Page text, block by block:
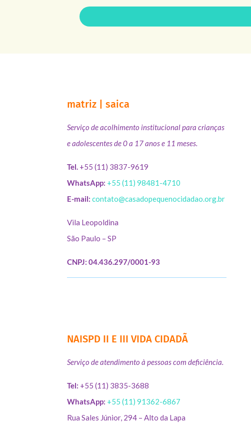
matriz | saica
Serviço de acolhimento institucional para crianças
e adolescentes de 0 a 17 anos e 11 meses.
Tel. +55 (11) 3837-9619
WhatsApp: +55 (11) 98481-4710
E-mail: contato@casadopequenocidadao.org.br
Vila Leopoldina
São Paulo – SP
CNPJ: 04.436.297/0001-93
NAISPD II E III VIDA CIDADÃ
Serviço de atendimento à pessoas com deficiência.
Tel: +55 (11) 3835-3688
WhatsApp: +55 (11) 91362-6867
Rua Sales Júnior, 294 – Alto da Lapa